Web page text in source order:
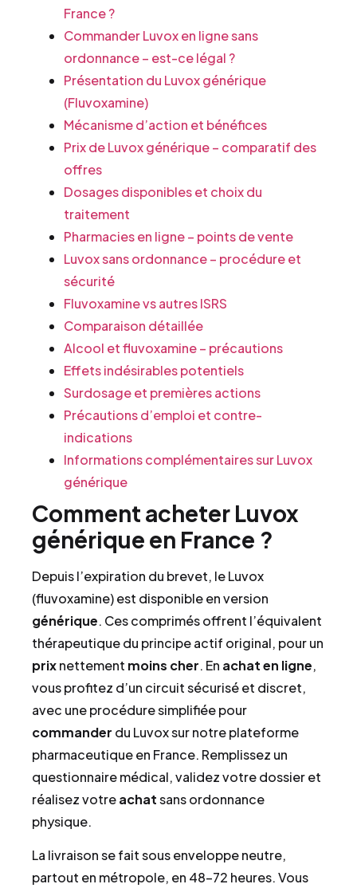
France ?
Commander Luvox en ligne sans
ordonnance – est-ce légal ?
Présentation du Luvox générique
(Fluvoxamine)
Mécanisme d’action et bénéfices
Prix de Luvox générique – comparatif des
offres
Dosages disponibles et choix du
traitement
Pharmacies en ligne – points de vente
Luvox sans ordonnance – procédure et
sécurité
Fluvoxamine vs autres ISRS
Comparaison détaillée
Alcool et fluvoxamine – précautions
Effets indésirables potentiels
Surdosage et premières actions
Précautions d’emploi et contre-
indications
Informations complémentaires sur Luvox
générique
Comment acheter Luvox
générique en France ?
Depuis l’expiration du brevet, le Luvox
(fluvoxamine) est disponible en version
générique. Ces comprimés offrent l’équivalent
thérapeutique du principe actif original, pour un
prixnettement moins cher. En achat en ligne,
vous profitez d’un circuit sécurisé et discret,
avec une procédure simplifiée pour
commander du Luvox sur notre plateforme
pharmaceutique en France. Remplissez un
questionnaire médical, validez votre dossier et
réalisez votreachatsans ordonnance
physique.
La livraison se fait sous enveloppe neutre,
partout en métropole, en 48–72 heures. Vous